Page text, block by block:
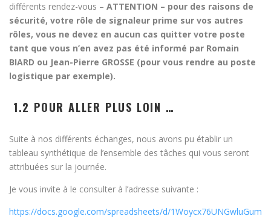
différents rendez-vous – ATTENTION – pour des raisons de
sécurité, votre rôle de signaleur prime sur vos autres
rôles, vous ne devez en aucun cas quitter votre poste
tant que vous n’en avez pas été informé par Romain
BIARD ou Jean-Pierre GROSSE (pour vous rendre au poste
logistique par exemple).
1.2 POUR ALLER PLUS LOIN …
Suite à nos différents échanges, nous avons pu établir un
tableau synthétique de l’ensemble des tâches qui vous seront
attribuées sur la journée.
Je vous invite à le consulter à l’adresse suivante :
https://docs.google.com/spreadsheets/d/1Woycx76UNGwluGum